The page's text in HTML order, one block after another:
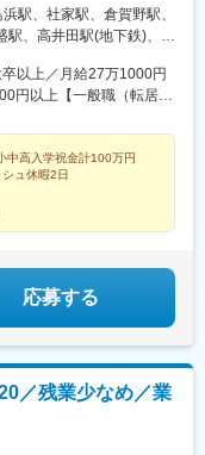
静岡県・東海工場〇宮
県・群馬工場・群馬フ
北九州工場〇沖縄・沖縄
・カムス第1工場 ・カム
は転居を伴う異動なし
※2社合同募集。配属先
慮して決定します。
駅、社家駅、倉賀野駅、
駅、高井田駅(地下鉄)、ケ
、新座駅、瀬高駅、柳瀬
以上／月給27万1000円
円以上【一般職（転居を
経験・能力などを考慮の
伴う異動が発生する場合
手当（時間外手当は全額
／月給23万6100円以上■
上＜各社共通＞
高入学祝金計100万円
ュ休暇2日
応募する
／残業少なめ／業